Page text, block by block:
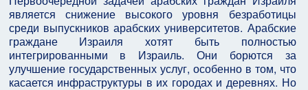
является снижение высокого уровня безработицы
среди выпускников арабских университетов. Арабские
граждане Израиля хотят быть полностью
интегрированными в Израиль. Они борются за
улучшение государственных услуг, особенно в том, что
касается инфраструктуры в их городах и деревнях. Но